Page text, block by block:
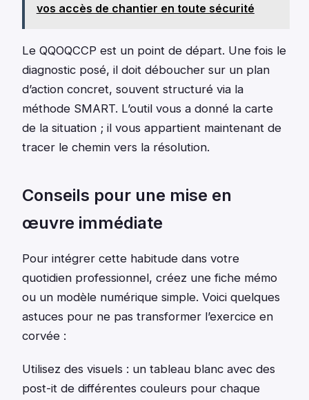
vos accès de chantier en toute sécurité
Le QQOQCCP est un point de départ. Une fois le
diagnostic posé, il doit déboucher sur un plan
d’action concret, souvent structuré via la
méthode SMART. L’outil vous a donné la carte
de la situation ; il vous appartient maintenant de
tracer le chemin vers la résolution.
Conseils pour une mise en
œuvre immédiate
Pour intégrer cette habitude dans votre
quotidien professionnel, créez une fiche mémo
ou un modèle numérique simple. Voici quelques
astuces pour ne pas transformer l’exercice en
corvée :
Utilisez des visuels : un tableau blanc avec des
post-it de différentes couleurs pour chaque